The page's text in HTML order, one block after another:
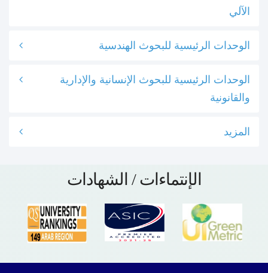
الآلي
الوحدات الرئيسية للبحوث الهندسية
الوحدات الرئيسية للبحوث الإنسانية والإدارية
والقانونية
المزيد
الإنتماءات / الشهادات